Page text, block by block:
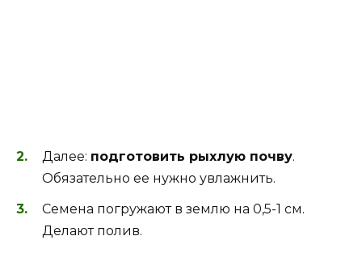
Далее: подготовить рыхлую почву.
Обязательно ее нужно увлажнить.
Семена погружают в землю на 0,5-1 см.
Делают полив.